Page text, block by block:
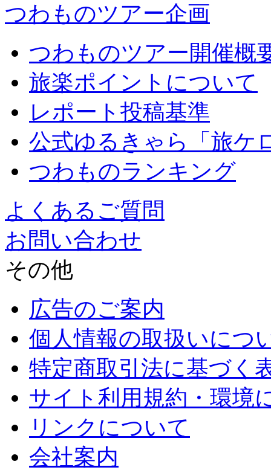
つわものツアー企画
つわものツアー開催概
旅楽ポイントについて
レポート投稿基準
公式ゆるきゃら「旅ケ
つわものランキング
よくあるご質問
お問い合わせ
その他
広告のご案内
個人情報の取扱いにつ
特定商取引法に基づく
サイト利用規約・環境
リンクについて
会社案内